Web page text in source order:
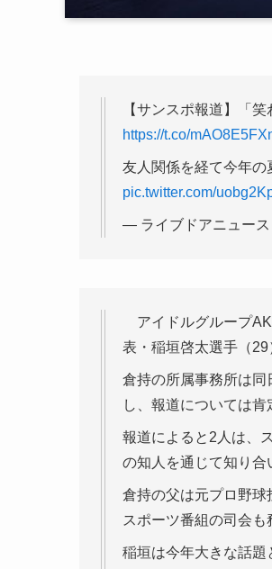
【サンスポ報道】「
https://t.co/
友人関係を経て今年の
pic.twitter.com/
— ライブドアニュー
アイドルグループ
表・稲垣啓太選手（29
倉持の所属事務所は同
し、報道については肯
報道によると2人は、
の知人を通じて知り合
倉持の父は元プロ野球
スポーツ番組の司会も
稲垣は今年大きな話